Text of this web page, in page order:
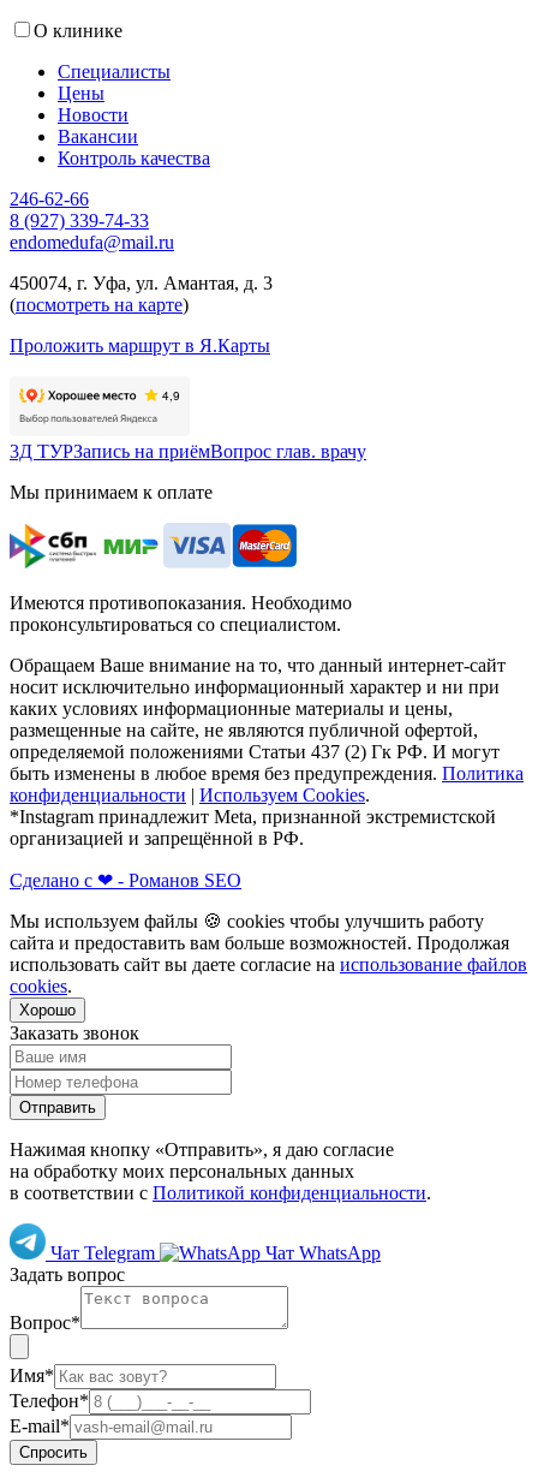
О клинике
Специалисты
Цены
Новости
Вакансии
Контроль качества
246-62-66
8 (927) 339-74-33
endomedufa@mail.ru
450074, г. Уфа, ул. Амантая, д. 3
(посмотреть на карте)
Проложить маршрут в Я.Карты
3Д ТУРЗапись на приёмВопрос глав. врачу
Мы принимаем к оплате
Имеются противопоказания. Необходимо
проконсультироваться со специалистом.
Обращаем Ваше внимание на то, что данный интернет-сайт
носит исключительно информационный характер и ни при
каких условиях информационные материалы и цены,
размещенные на сайте, не являются публичной офертой,
определяемой положениями Статьи 437 (2) Гк РФ. И могут
быть изменены в любое время без предупреждения. Политика
конфиденциальности | Используем Cookies.
*Instagram принадлежит Meta, признанной экстремистской
организацией и запрещённой в РФ.
Сделано с ❤ - Романов SEO
Мы используем файлы 🍪 cookies чтобы улучшить работу
сайта и предоставить вам больше возможностей. Продолжая
использовать сайт вы даете согласие на использование файлов
cookies.
Хорошо
Заказать звонок
Отправить
Нажимая кнопку «Отправить», я даю согласие
на обработку моих персональных данных
в соответствии с Политикой конфиденциальности.
Чат Telegram
Чат WhatsApp
Задать вопрос
Вопрос*
Имя*
Телефон*
E-mail*
Спросить